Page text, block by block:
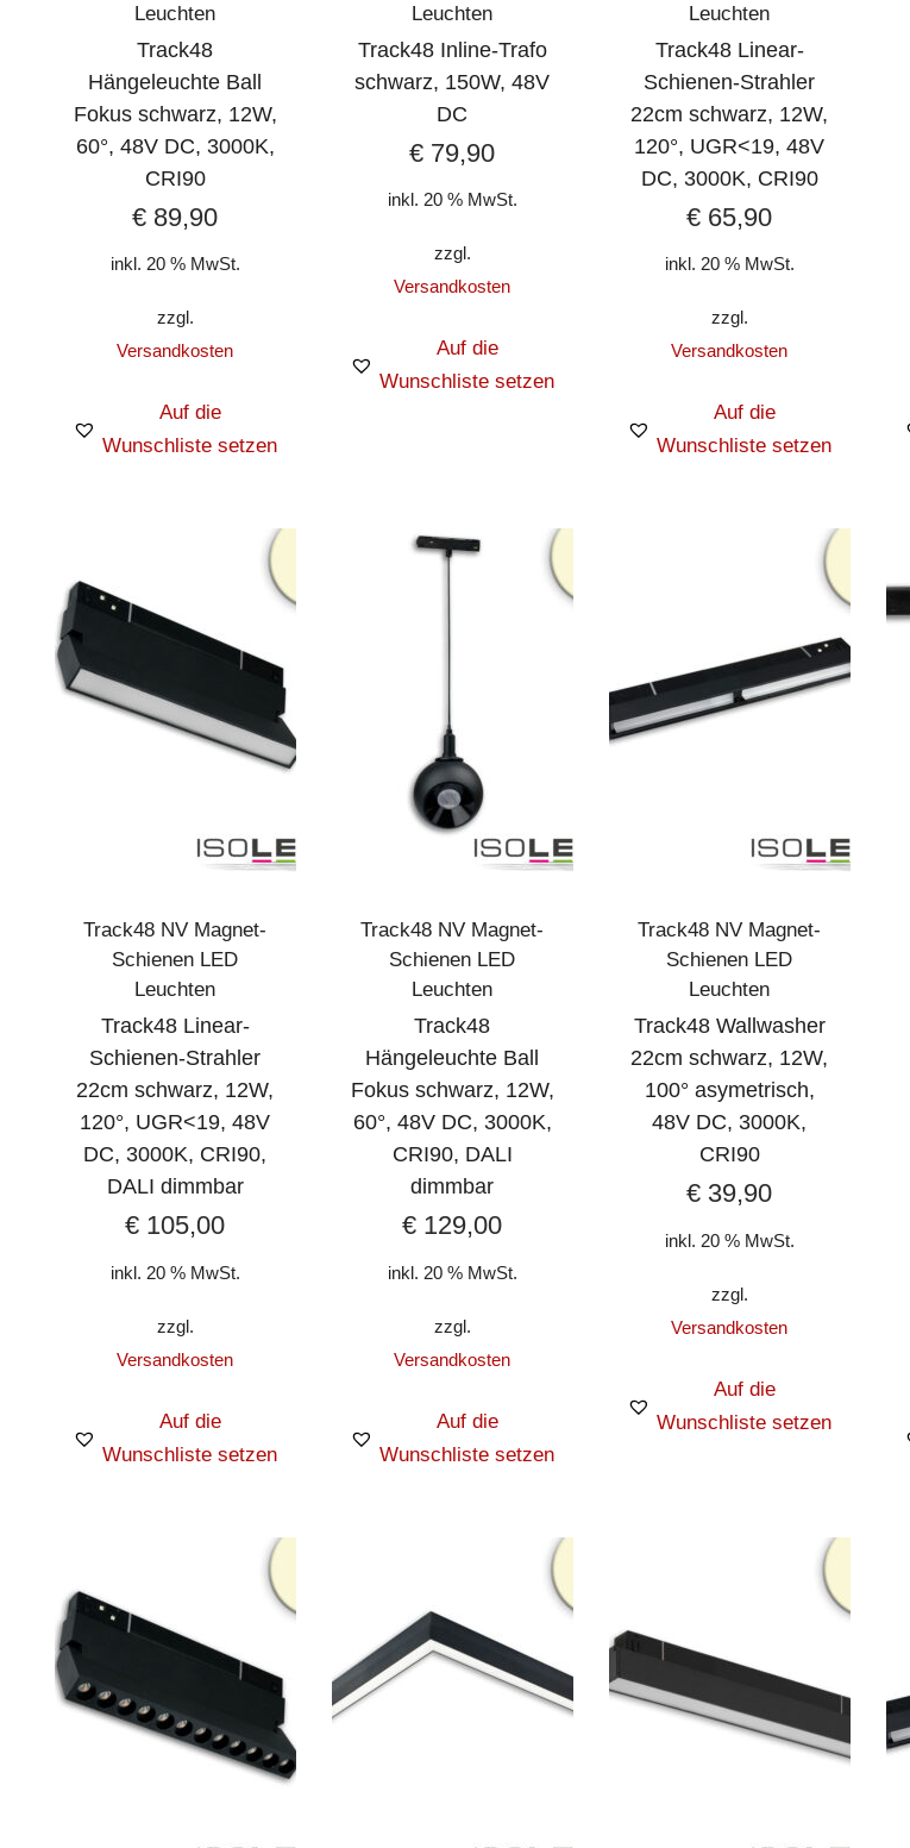
Leuchten
Track48
Hängeleuchte Ball
Fokus schwarz, 12W,
60°, 48V DC, 3000K,
CRI90
€ 89,90
inkl. 20 % MwSt.
zzgl.
Versandkosten
Auf die
Wunschliste setzen
Leuchten
Track48 Inline-Trafo
schwarz, 150W, 48V
DC
€ 79,90
inkl. 20 % MwSt.
zzgl.
Versandkosten
Auf die
Wunschliste setzen
Leuchten
Track48 Linear-
Schienen-Strahler
22cm schwarz, 12W,
120°, UGR<19, 48V
DC, 3000K, CRI90
€ 65,90
inkl. 20 % MwSt.
zzgl.
Versandkosten
Auf die
Wunschliste setzen
Track48 NV Magnet-
Schienen LED
Leuchten
Track48 Linear-
Schienen-Strahler
22cm schwarz, 12W,
120°, UGR<19, 48V
DC, 3000K, CRI90,
DALI dimmbar
€ 105,00
inkl. 20 % MwSt.
zzgl.
Versandkosten
Auf die
Wunschliste setzen
Track48 NV Magnet-
Schienen LED
Leuchten
Track48
Hängeleuchte Ball
Fokus schwarz, 12W,
60°, 48V DC, 3000K,
CRI90, DALI
dimmbar
€ 129,00
inkl. 20 % MwSt.
zzgl.
Versandkosten
Auf die
Wunschliste setzen
Track48 NV Magnet-
Schienen LED
Leuchten
Track48 Wallwasher
22cm schwarz, 12W,
100° asymetrisch,
48V DC, 3000K,
CRI90
€ 39,90
inkl. 20 % MwSt.
zzgl.
Versandkosten
Auf die
Wunschliste setzen